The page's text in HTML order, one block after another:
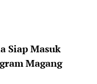
Siap Masuk
Magang